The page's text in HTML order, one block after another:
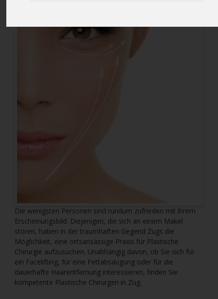
Die wenigsten Personen sind rundum zufrieden mit ihrem
Erscheinungsbild. Diejenigen, die sich an einem Makel
stören, haben in der traumhaften Gegend Zugs die
Möglichkeit, eine ortsansässige Praxis für Plastische
Chirurgie aufzusuchen. Unabhängig davon, ob Sie sich für
ein Facelifting, für eine Fettabsaugung oder für die
dauerhafte Haarentfernung interessieren, finden Sie
kompetente Plastische Chirurgen in Zug.